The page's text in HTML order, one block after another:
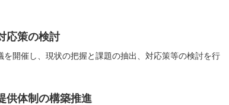
応策の検討
開催し、現状の把握と課題の抽出、対応策等の検討を行
供体制の構築推進